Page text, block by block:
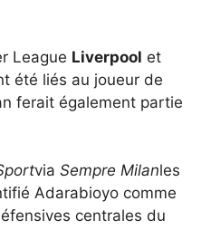
League Liverpool et
été liés au joueur de
ferait également partie
via Sempre Milanles
Adarabioyo comme
centrales du